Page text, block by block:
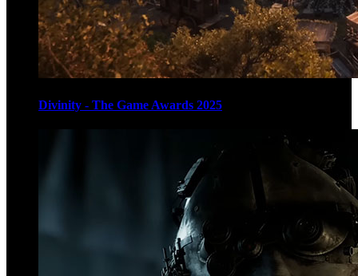
Divinity - The Game Awards 2025